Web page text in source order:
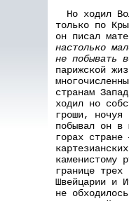
Но ходил
только по
он писал
настолько
не побывать
парижской
странам
ходил но
гроши, ночуя
побывал он в
горах
каменистому
границе трех
Швейцарии и
не